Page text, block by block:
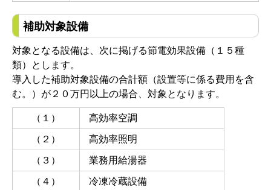
補助対象設備
対象となる設備は、次に掲げる節電効果設備（１５種
類）とします。
導入した補助対象設備の合計額（設置等に係る費用を含
む。）が２０万円以上の場合、対象となります。
（１）
高効率空調
（２）
高効率照明
（３）
業務用給湯器
（４）
冷凍冷蔵設備